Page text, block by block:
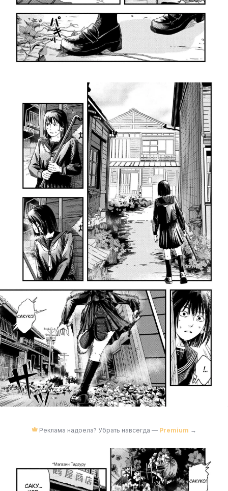
Реклама надоела? Убрать навсегда — Premium →